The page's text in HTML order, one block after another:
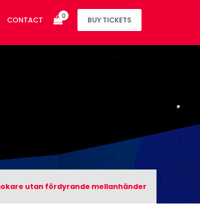
0 BUY TICKETS
CONTACT
utan fördyrande mellanhänder